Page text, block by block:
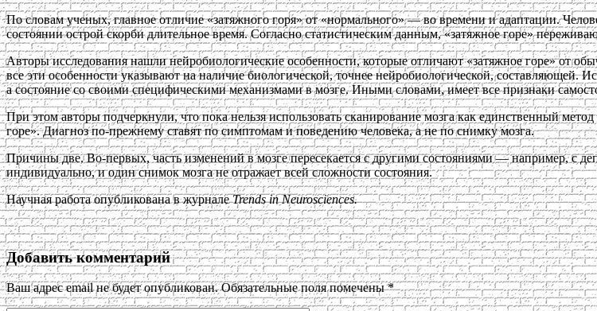
По словам ученых, главное отличие «затяжного горя» от «нормального» — во времени и адаптации.
состоянии острой скорби длительное время. Согласно статистическим данным, «затяжное горе»
Авторы исследования нашли нейробиологические особенности, которые отличают «затяжное горе» от
все эти особенности указывают на наличие биологической, точнее нейробиологической, составляющей.
а состояние со своими специфическими механизмами в мозге. Иными словами, имеет все признаки
При этом авторы подчеркнули, что пока нельзя использовать сканирование мозга как единственный
горе». Диагноз по-прежнему ставят по симптомам и поведению человека, а не по снимку мозга.
Причины две. Во-первых, часть изменений в мозге пересекается с другими состояниями — например, с
индивидуально, и один снимок мозга не отражает всей сложности состояния.
Научная работа опубликована в журналеTrends in Neurosciences.
Добавить комментарий
Ваш адрес email не будет опубликован. Обязательные поля помечены*